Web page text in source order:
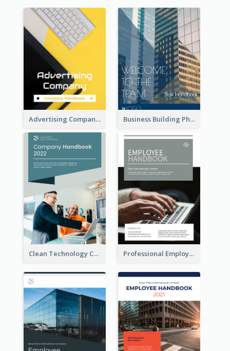
Advertising Company Employee Handbook Business Building Photo Employee Handbook
Clean Technology Company Handbook Professional Employee Handbook